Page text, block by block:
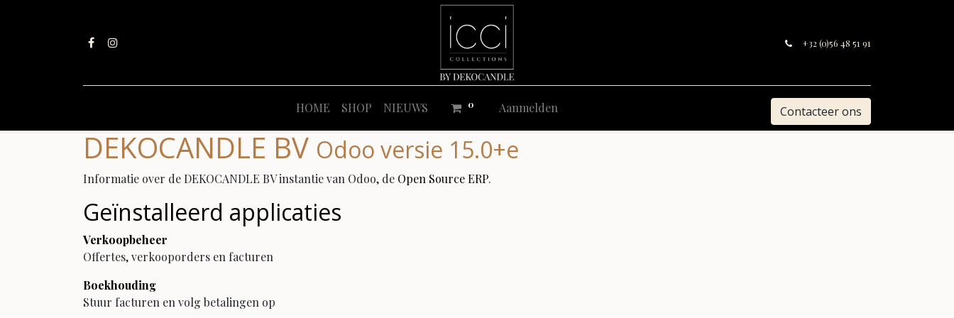
+32 (0)56 48 51 91
HOME SHOP NIEUWS 0 Aanmelden Contacteer ons
DEKOCANDLE BV Odoo versie 15.0+e
Informatie over de DEKOCANDLE BV instantie van Odoo, de Open Source ERP.
Geïnstalleerd applicaties
Verkoopbeheer
Offertes, verkooporders en facturen
Boekhouding
Stuur facturen en volg betalingen op